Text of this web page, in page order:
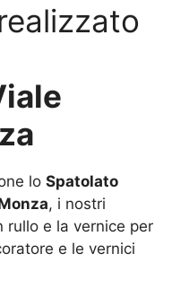
lo Spatolato
, i nostri
rullo e la vernice per
e le vernici